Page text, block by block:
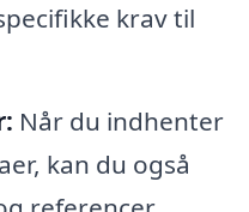
krav til
Når du indhenter
kan du også